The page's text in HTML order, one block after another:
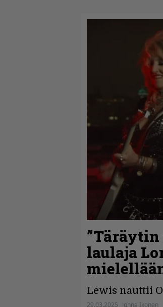
laulaja
Lewis nauttii
29.03.2025 Jonna Ikonen